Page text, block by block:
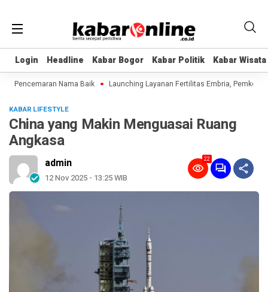
Login Headline Kabar Bogor Kabar Politik Kabar Wisata
Login Headline Kabar Bogor Kabar Politik Kabar Wisata
Pencemaran Nama Baik Launching Layanan Fertilitas Embria, Pemkot
KABAR LIFESTYLE
China yang Makin Menguasai Ruang
Angkasa
admin
12 Nov 2025 - 13:25 WIB
22